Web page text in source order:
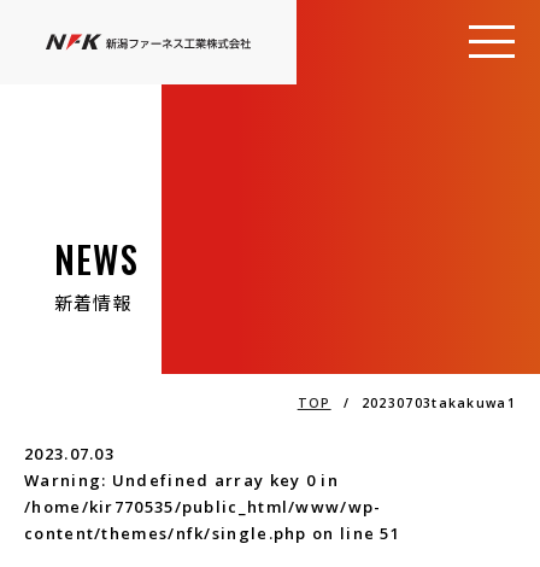
NEWS
新着情報
TOP / 20230703takakuwa1
2023.07.03
Warning: Undefined array key 0 in
/home/kir770535/public_html/www/wp-
content/themes/nfk/single.php on line51